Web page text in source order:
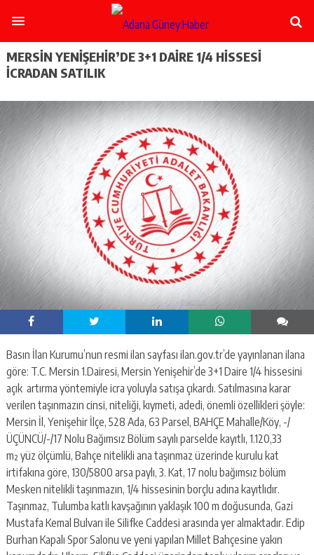
escort
ataşehir
escort
escort
pendik
escort
-
ümraniye
escort
mecidiyeköy
escort
-
taksim
escort
beşiktaş
escort
maltepe
escort
MERSİN YENİŞEHİR’DE 3+1 DAİRE 1/4 HİSSESİ
İCRADAN SATILIK
Basın İlan Kurumu’nun resmi ilan sayfası ilan.gov.tr’de yayınlanan ilana
göre: T.C. Mersin 1.Dairesi, Mersin Yenişehir’de 3+1 Daire 1/4 hissesini
açık artırma yöntemiyle icra yoluyla satışa çıkardı. Satılmasına karar
verilen taşınmazın cinsi, niteliği, kıymeti, adedi, önemli özellikleri şöyle:
Mersin İl, Yenişehir İlçe, 528 Ada, 63 Parsel, BAHÇE Mahalle/Köy, -/
ÜÇÜNCÜ/-/17 Nolu Bağımsız Bölüm sayılı parselde kayıtlı, 1.120,33
m² yüz ölçümlü, Bahçe nitelikli ana taşınmaz üzerinde kurulu kat
irtifakına göre, 130/5800 arsa paylı, 3. Kat, 17 nolu bağımsız bölüm
Mesken nitelikli taşınmazın, 1/4 hissesinin borçlu adına kayıtlıdır.
Taşınmaz, Tulumba katlı kavşağının yaklaşık 100 m doğusunda, Gazi
Mustafa Kemal Bulvarı ile Silifke Caddesi arasında yer almaktadır. Edip
Burhan Kapalı Spor Salonu ve yeni yapılan Millet Bahçesine yakın